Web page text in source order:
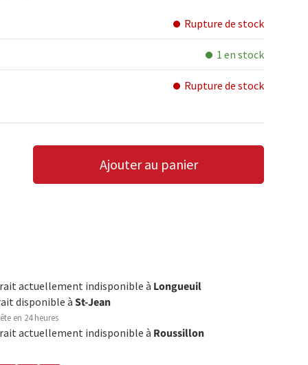
Rupture de stock
1 en stock
Rupture de stock
AUGMENTER LA QUANTITÉ
Ajouter au panier
actuellement indisponible à Longueuil
disponible àSt-Jean
en 24 heures
actuellement indisponible à Roussillon